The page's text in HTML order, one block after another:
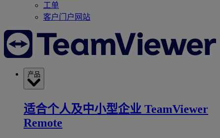
工单
客户门户网站
产品
适合个人及中小型企业 TeamViewer
Remote